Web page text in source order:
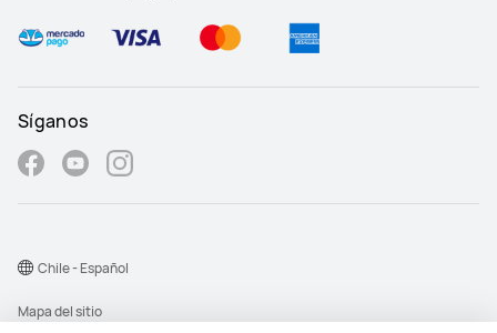
Síganos
Mapa del sitio
Chile - Español